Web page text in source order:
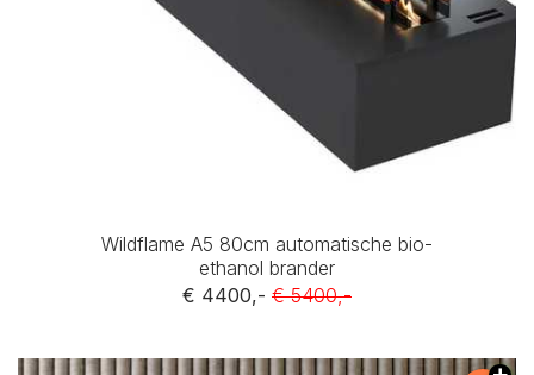
Wildflame A5 80cm automatische bio-
ethanol brander
€ 4400,- € 5400,-